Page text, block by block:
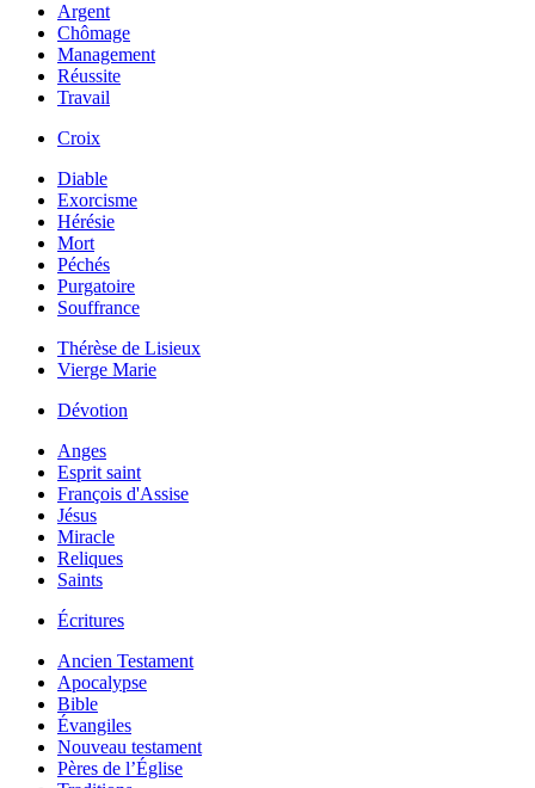
Argent
Chômage
Management
Réussite
Travail
Croix
Diable
Exorcisme
Hérésie
Mort
Péchés
Purgatoire
Souffrance
Thérèse de Lisieux
Vierge Marie
Dévotion
Anges
Esprit saint
François d'Assise
Jésus
Miracle
Reliques
Saints
Écritures
Ancien Testament
Apocalypse
Bible
Évangiles
Nouveau testament
Pères de l’Église